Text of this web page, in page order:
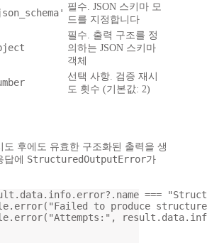
필수. JSON 스키마 모
드를 지정합니다
필수. 출력 구조를 정
의하는 JSON 스키마
객체
선택 사항. 검증 재시
도 횟수 (기본값: 2)
도 후에도 유효한 구조화된 출력을 생
답에 StructuredOutputError가
===
error( "Failed to produce
error( "Attempts:" ,